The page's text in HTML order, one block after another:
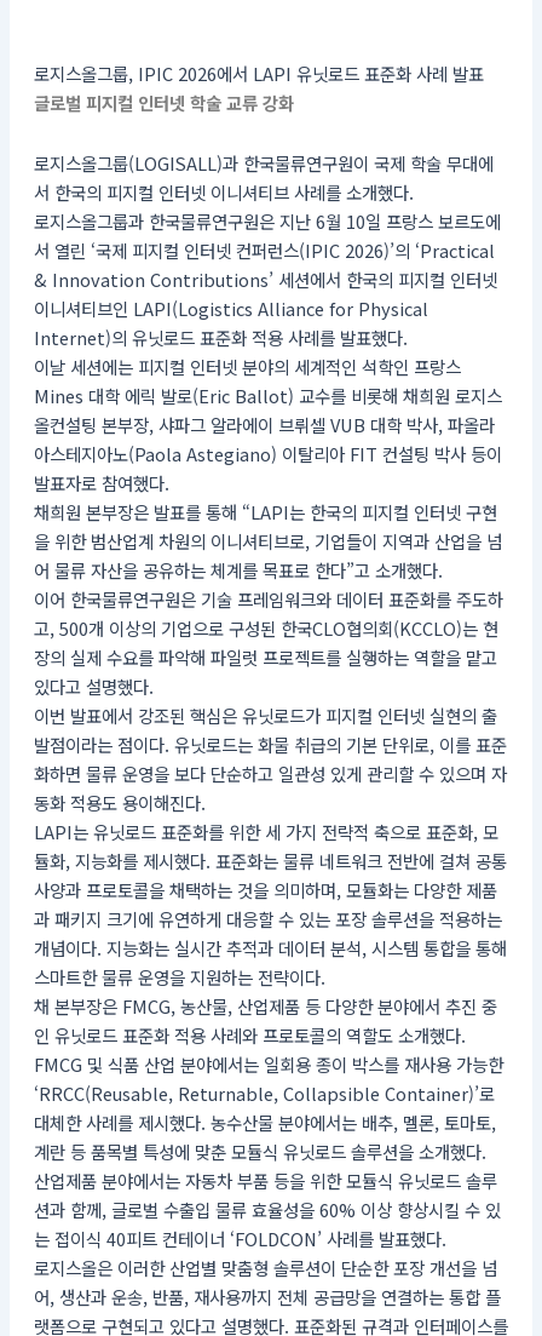
로지스올그룹, IPIC 2026에서 LAPI 유닛로드 표준화 사례 발표
글로벌 피지컬 인터넷 학술 교류 강화
로지스올그룹(LOGISALL)과 한국물류연구원이 국제 학술 무대에
서 한국의 피지컬 인터넷 이니셔티브 사례를 소개했다.
로지스올그룹과 한국물류연구원은 지난 6월 10일 프랑스 보르도에
서 열린 ‘국제 피지컬 인터넷 컨퍼런스(IPIC 2026)’의 ‘Practical
& Innovation Contributions’ 세션에서 한국의 피지컬 인터넷
이니셔티브인 LAPI(Logistics Alliance for Physical
Internet)의 유닛로드 표준화 적용 사례를 발표했다.
이날 세션에는 피지컬 인터넷 분야의 세계적인 석학인 프랑스
Mines 대학 에릭 발로(Eric Ballot) 교수를 비롯해 채희원 로지스
올컨설팅 본부장, 샤파그 알라에이 브뤼셀 VUB 대학 박사, 파올라
아스테지아노(Paola Astegiano) 이탈리아 FIT 컨설팅 박사 등이
발표자로 참여했다.
채희원 본부장은 발표를 통해 “LAPI는 한국의 피지컬 인터넷 구현
을 위한 범산업계 차원의 이니셔티브로, 기업들이 지역과 산업을 넘
어 물류 자산을 공유하는 체계를 목표로 한다”고 소개했다.
이어 한국물류연구원은 기술 프레임워크와 데이터 표준화를 주도하
고, 500개 이상의 기업으로 구성된 한국CLO협의회(KCCLO)는 현
장의 실제 수요를 파악해 파일럿 프로젝트를 실행하는 역할을 맡고
있다고 설명했다.
이번 발표에서 강조된 핵심은 유닛로드가 피지컬 인터넷 실현의 출
발점이라는 점이다. 유닛로드는 화물 취급의 기본 단위로, 이를 표준
화하면 물류 운영을 보다 단순하고 일관성 있게 관리할 수 있으며 자
동화 적용도 용이해진다.
LAPI는 유닛로드 표준화를 위한 세 가지 전략적 축으로 표준화, 모
듈화, 지능화를 제시했다. 표준화는 물류 네트워크 전반에 걸쳐 공통
사양과 프로토콜을 채택하는 것을 의미하며, 모듈화는 다양한 제품
과 패키지 크기에 유연하게 대응할 수 있는 포장 솔루션을 적용하는
개념이다. 지능화는 실시간 추적과 데이터 분석, 시스템 통합을 통해
스마트한 물류 운영을 지원하는 전략이다.
채 본부장은 FMCG, 농산물, 산업제품 등 다양한 분야에서 추진 중
인 유닛로드 표준화 적용 사례와 프로토콜의 역할도 소개했다.
FMCG 및 식품 산업 분야에서는 일회용 종이 박스를 재사용 가능한
‘RRCC(Reusable, Returnable, Collapsible Container)’로
대체한 사례를 제시했다. 농수산물 분야에서는 배추, 멜론, 토마토,
계란 등 품목별 특성에 맞춘 모듈식 유닛로드 솔루션을 소개했다.
산업제품 분야에서는 자동차 부품 등을 위한 모듈식 유닛로드 솔루
션과 함께, 글로벌 수출입 물류 효율성을 60% 이상 향상시킬 수 있
는 접이식 40피트 컨테이너 ‘FOLDCON’ 사례를 발표했다.
로지스올은 이러한 산업별 맞춤형 솔루션이 단순한 포장 개선을 넘
어, 생산과 운송, 반품, 재사용까지 전체 공급망을 연결하는 통합 플
랫폼으로 구현되고 있다고 설명했다. 표준화된 규격과 인터페이스를